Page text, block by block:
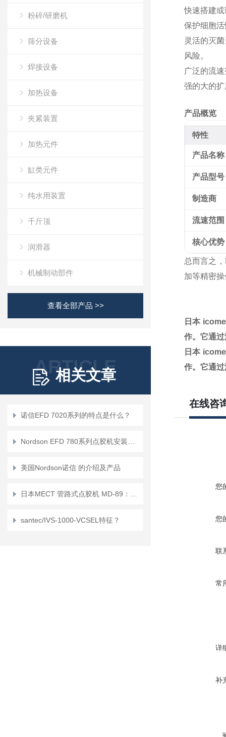
粉碎/研磨机
筛分设备
焊接设备
加热设备
夹紧装置
加热元件
缸类元件
纯水用装置
千斤顶
润滑器
机械制动部件
查看全部产品 >>
ARTICLE
相关文章
诺信EFD 7020系列的特点是什么？
美国Nordson诺信 的介绍及产品
santec/IVS-1000-VCSEL特征？
快速搭建
保护细胞活
灵活的灭
风险。
广泛的流
强的大的
产品概览
特性
产品名称
产品型号
制造商
流速范围
核心优势
总而言之
加等精密
日本
作。它通
日本
作。它通
在线咨
您
您
联
常
详
补